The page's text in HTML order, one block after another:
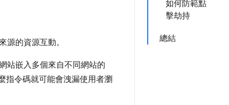
如何防範點
擊劫持
總結
源的資源互動。
站嵌入多個來自不同網站的
指令碼就可能會洩漏使用者瀏